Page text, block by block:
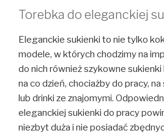
Torebka do eleganckiej
Eleganckie sukienki to nie tylko
modele, w których chodzimy na
do nich również szykowne
na co dzień, chociażby do pracy,
lub drinki ze znajomymi.
eleganckiej sukienki do pracy
niezbyt duża i nie posiadać